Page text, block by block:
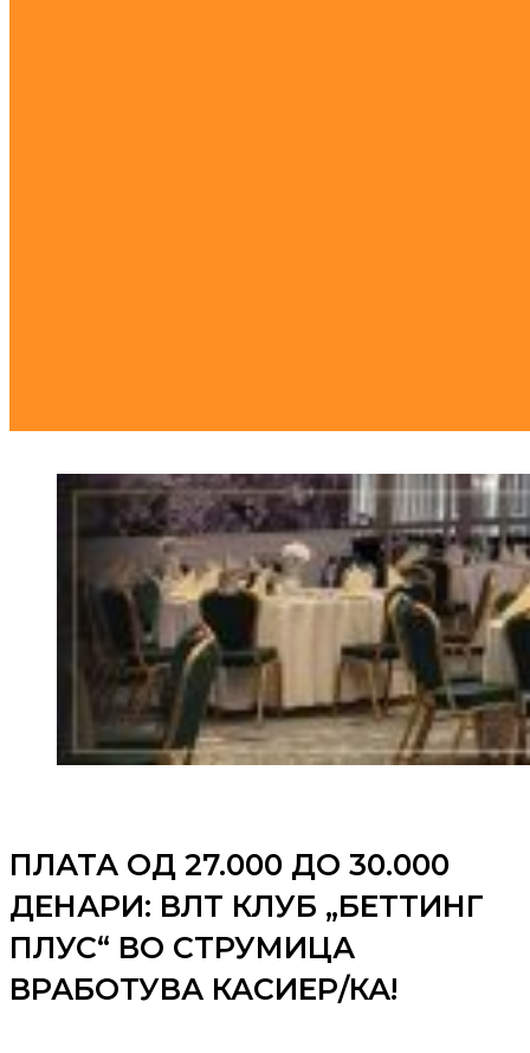
ПЛАТА ОД 27.000 ДО 30.000
ДЕНАРИ: ВЛТ КЛУБ „БЕТТИНГ
ПЛУС“ ВО СТРУМИЦА
ВРАБОТУВА КАСИЕР/КА!